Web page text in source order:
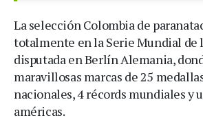
La selección Colombia de
totalmente en la Serie Mundial de
disputada en Berlín Alemania,
maravillosas marcas de 25
nacionales, 4 récords mundiales y
américas.